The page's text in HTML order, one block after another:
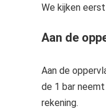
We kijken
Aan de
Aan de
de 1 bar
rekening.